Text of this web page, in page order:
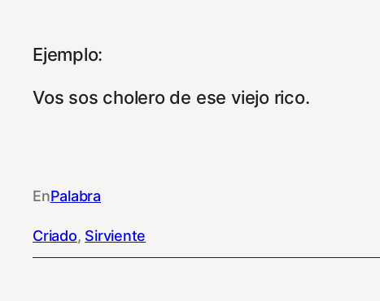
Ejemplo:
Vos sos cholero de ese viejo rico.
EnPalabra
Criado, Sirviente